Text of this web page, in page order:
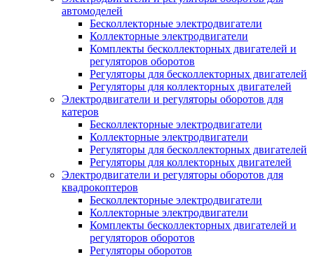
автомоделей
Бесколлекторные электродвигатели
Коллекторные электродвигатели
Комплекты бесколлекторных двигателей и
регуляторов оборотов
Регуляторы для бесколлекторных двигателей
Регуляторы для коллекторных двигателей
Электродвигатели и регуляторы оборотов для
катеров
Бесколлекторные электродвигатели
Коллекторные электродвигатели
Регуляторы для бесколлекторных двигателей
Регуляторы для коллекторных двигателей
Электродвигатели и регуляторы оборотов для
квадрокоптеров
Бесколлекторные электродвигатели
Коллекторные электродвигатели
Комплекты бесколлекторных двигателей и
регуляторов оборотов
Регуляторы оборотов